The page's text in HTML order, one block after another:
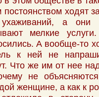
постоянством ходят
а они
мелкие
А вообще-то
к ней не
Что же им от нее
не
женщине, а как к